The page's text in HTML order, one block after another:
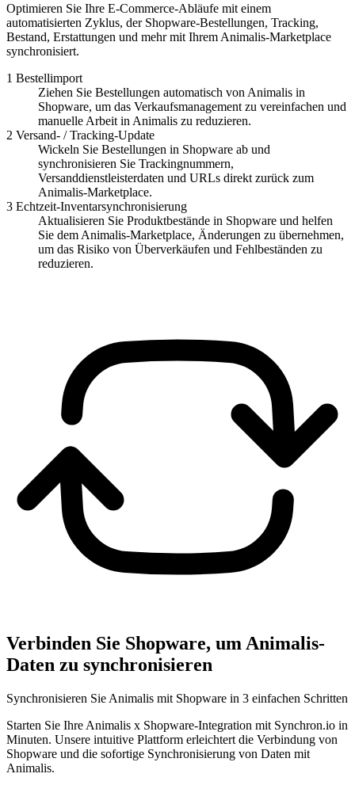
Optimieren Sie Ihre E-Commerce-Abläufe mit einem
automatisierten Zyklus, der Shopware-Bestellungen, Tracking,
Bestand, Erstattungen und mehr mit Ihrem Animalis-Marketplace
synchronisiert.
1 Bestellimport
Ziehen Sie Bestellungen automatisch von Animalis in
Shopware, um das Verkaufsmanagement zu vereinfachen und
manuelle Arbeit in Animalis zu reduzieren.
2 Versand- / Tracking-Update
Wickeln Sie Bestellungen in Shopware ab und
synchronisieren Sie Trackingnummern,
Versanddienstleisterdaten und URLs direkt zurück zum
Animalis-Marketplace.
3 Echtzeit-Inventarsynchronisierung
Aktualisieren Sie Produktbestände in Shopware und helfen
Sie dem Animalis-Marketplace, Änderungen zu übernehmen,
um das Risiko von Überverkäufen und Fehlbeständen zu
reduzieren.
Verbinden Sie Shopware, um Animalis-
Daten zu synchronisieren
Synchronisieren Sie Animalis mit Shopware in 3 einfachen Schritten
Starten Sie Ihre Animalis x Shopware-Integration mit Synchron.io in
Minuten. Unsere intuitive Plattform erleichtert die Verbindung von
Shopware und die sofortige Synchronisierung von Daten mit
Animalis.